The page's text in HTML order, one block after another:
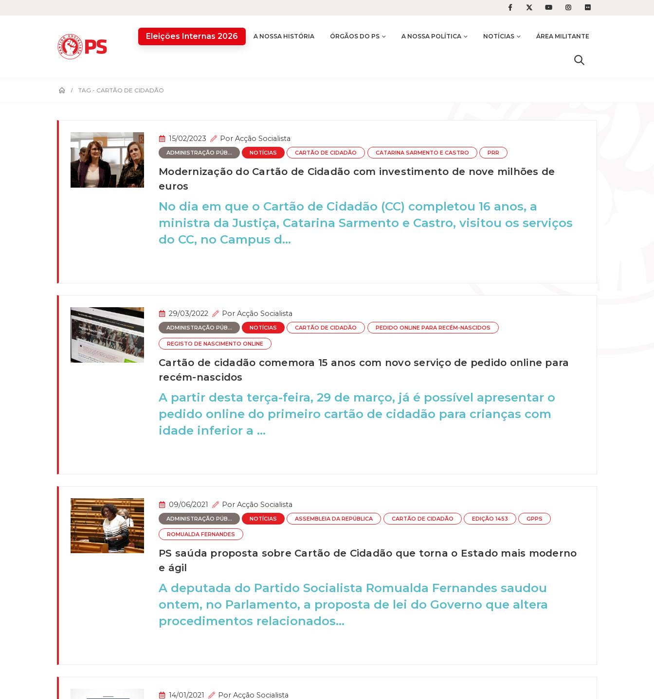
Eleições Internas 2026 A NOSSA HISTÓRIA ÓRGÃOS DO PS A NOSSA POLÍTICA NOTÍCIAS ÁREA MILITANTE
TAG - CARTÃO DE CIDADÃO
15/02/2023 Por Acção Socialista
ADMINISTRAÇÃO PÚB... NOTÍCIAS CARTÃO DE CIDADÃO CATARINA SARMENTO E CASTRO PRR
Modernização do Cartão de Cidadão com investimento de nove milhões de
euros
No dia em que o Cartão de Cidadão (CC) completou 16 anos, a
ministra da Justiça, Catarina Sarmento e Castro, visitou os serviços
do CC, no Campus d...
29/03/2022 Por Acção Socialista
ADMINISTRAÇÃO PÚB... NOTÍCIAS CARTÃO DE CIDADÃO PEDIDO ONLINE PARA RECÉM-NASCIDOS
REGISTO DE NASCIMENTO ONLINE
Cartão de cidadão comemora 15 anos com novo serviço de pedido online para
recém-nascidos
A partir desta terça-feira, 29 de março, já é possível apresentar o
pedido online do primeiro cartão de cidadão para crianças com
idade inferior a ...
09/06/2021 Por Acção Socialista
ADMINISTRAÇÃO PÚB... NOTÍCIAS ASSEMBLEIA DA REPÚBLICA CARTÃO DE CIDADÃO EDIÇÃO 1453 GPPS
ROMUALDA FERNANDES
PS saúda proposta sobre Cartão de Cidadão que torna o Estado mais moderno
e ágil
A deputada do Partido Socialista Romualda Fernandes saudou
ontem, no Parlamento, a proposta de lei do Governo que altera
procedimentos relacionados...
14/01/2021 Por Acção Socialista